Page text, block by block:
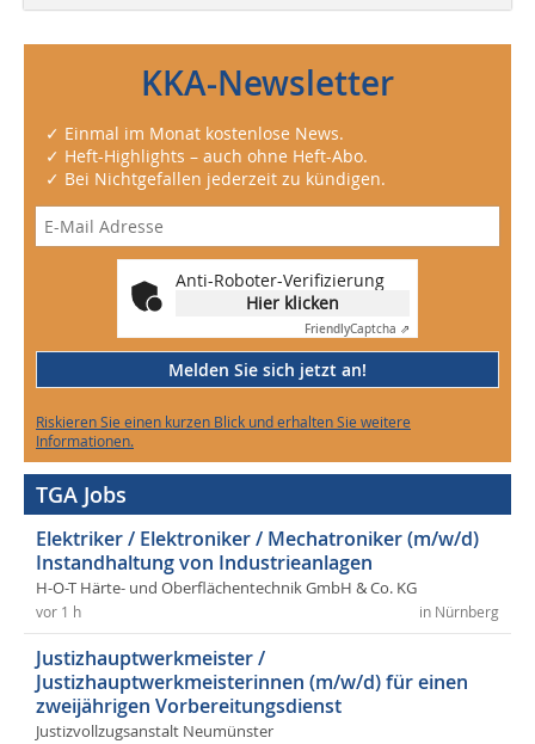
KKA-Newsletter
✓ Einmal im Monat kostenlose News.
✓ Heft-Highlights – auch ohne Heft-Abo.
✓ Bei Nichtgefallen jederzeit zu kündigen.
Anti-Roboter-Verifizierung
Hier klicken
FriendlyCaptcha ⇗
Melden Sie sich jetzt an!
Riskieren Sie einen kurzen Blick und erhalten Sie weitere
Informationen.
TGA Jobs
Elektriker / Elektroniker / Mechatroniker (m/w/d)
Instandhaltung von Industrieanlagen
H-O-T Härte- und Oberflächentechnik GmbH & Co. KG
in Nürnberg
vor 1 h
Justizhauptwerkmeister /
Justizhauptwerkmeisterinnen (m/w/d) für einen
zweijährigen Vorbereitungsdienst
Justizvollzugsanstalt Neumünster